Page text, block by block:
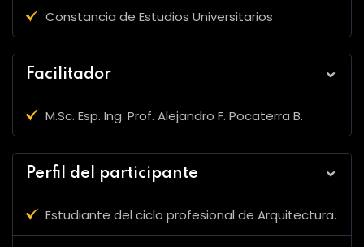
Constancia de Estudios Universitarios
Facilitador
M.Sc. Esp. Ing. Prof. Alejandro F. Pocaterra B.
Perfil del participante
Estudiante del ciclo profesional de Arquitectura.